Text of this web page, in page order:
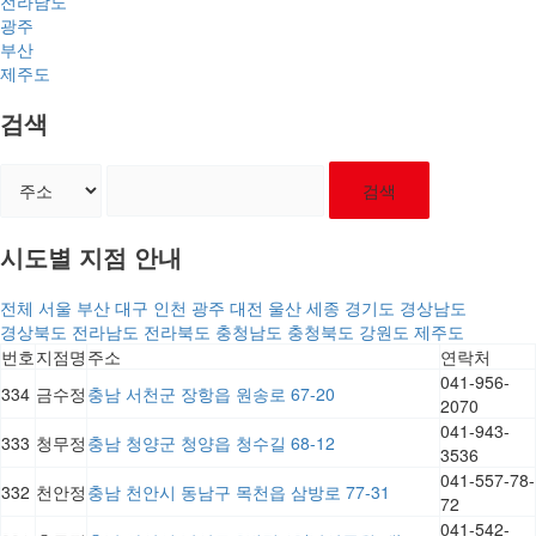
광주
부산
제주도
검색
검색
시도별 지점 안내
전체 서울 부산 대구 인천 광주 대전 울산 세종 경기도 경상남도
경상북도 전라남도 전라북도 충청남도 충청북도 강원도 제주도
번호지점명 주소
연락처
334 금수정 충남 서천군 장항읍 원송로 67-20
041-956-
2070
333 청무정 충남 청양군 청양읍 청수길 68-12
041-943-
3536
332 천안정 충남 천안시 동남구 목천읍 삼방로 77-31
041-557-78-
72
041-542-